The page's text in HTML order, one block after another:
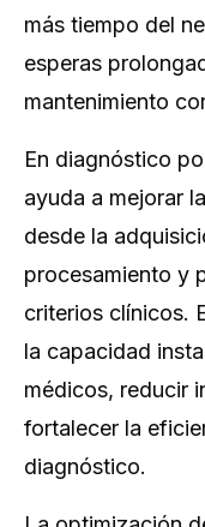
más tiempo del
esperas
mantenimiento
En diagnóstico
ayuda a mejorar
desde la
procesamiento y
criterios clínicos.
la capacidad
médicos, reducir
fortalecer la
diagnóstico.